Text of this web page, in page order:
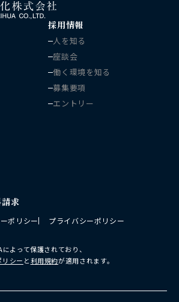
採用情報
人を知る
座談会
働く環境を知る
募集要項
エントリー
求
ポリシー プライバシーポリシー
よって保護されており、
シー と利用規約が適用されます。